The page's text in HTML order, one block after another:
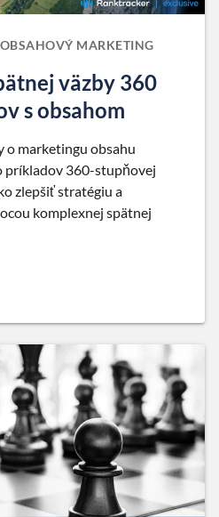
MARKETING
väzby 360
s obsahom
o marketingu obsahu
360-stupňovej
zlepšiť stratégiu a
komplexnej spätnej